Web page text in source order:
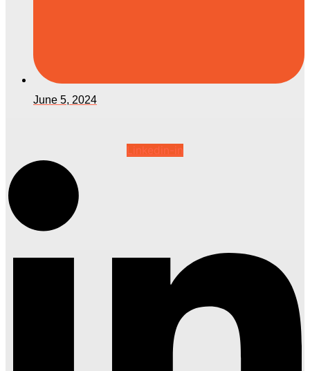
June 5, 2024
Linkedin-in